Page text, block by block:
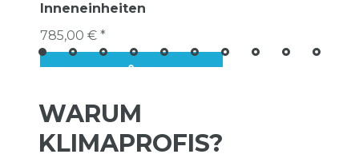
Inneneinheiten
785,00 € *
WARUM
KLIMAPROFIS?